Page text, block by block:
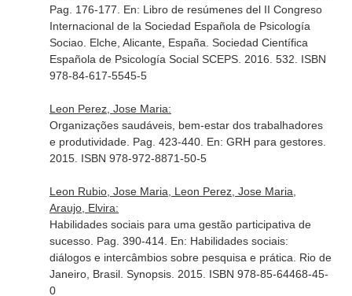
Pag. 176-177. En: Libro de resúmenes del II Congreso
Internacional de la Sociedad Española de Psicología
Sociao. Elche, Alicante, España. Sociedad Científica
Española de Psicología Social SCEPS. 2016. 532. ISBN
978-84-617-5545-5
Leon Perez, Jose Maria:
Organizações saudáveis, bem-estar dos trabalhadores
e produtividade. Pag. 423-440. En: GRH para gestores.
2015. ISBN 978-972-8871-50-5
Leon Rubio, Jose Maria, Leon Perez, Jose Maria,
Araujo, Elvira:
Habilidades sociais para uma gestão participativa de
sucesso. Pag. 390-414. En: Habilidades sociais:
diálogos e intercâmbios sobre pesquisa e prática . Rio de
Janeiro, Brasil. Synopsis. 2015. ISBN 978-85-64468-45-
0